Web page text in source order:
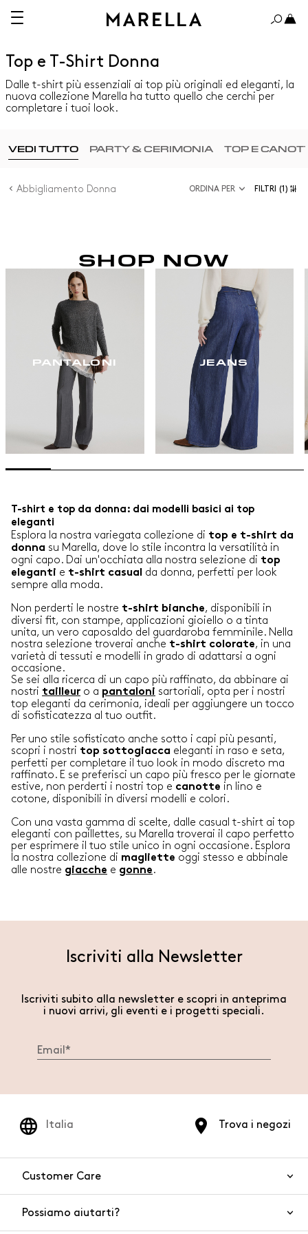
Top e T-Shirt Donna
Dalle t-shirt più essenziali ai top più originali ed eleganti, la
nuova collezione Marella ha tutto quello che cerchi per
completare i tuoi look.
VEDI TUTTO PARTY & CERIMONIA TOP E
Abbigliamento Donna ORDINA PER FILTRI (1)
SHOP NOW
PANTALONI JEANS
T-shirt e top da donna: dai modelli basici ai top
eleganti
Esplora la nostra variegata collezione di top e t-shirt da
donna su Marella, dove lo stile incontra la versatilità in
ogni capo. Dai un'occhiata alla nostra selezione di top
eleganti e t-shirt casual da donna, perfetti per look
sempre alla moda.
Non perderti le nostre t-shirt bianche, disponibili in
diversi fit, con stampe, applicazioni gioiello o a tinta
unita, un vero caposaldo del guardaroba femminile. Nella
nostra selezione troverai anche t-shirt colorate, in una
varietà di tessuti e modelli in grado di adattarsi a ogni
occasione.
Se sei alla ricerca di un capo più raffinato, da abbinare ai
nostri tailleur o a pantaloni sartoriali, opta per i nostri
top eleganti da cerimonia, ideali per aggiungere un tocco
di sofisticatezza al tuo outfit.
Per uno stile sofisticato anche sotto i capi più pesanti,
scopri i nostri top sottogiacca eleganti in raso e seta,
perfetti per completare il tuo look in modo discreto ma
raffinato. E se preferisci un capo più fresco per le giornate
estive, non perderti i nostri top e canotte in lino e
cotone, disponibili in diversi modelli e colori.
Con una vasta gamma di scelte, dalle casual t-shirt ai top
eleganti con paillettes, su Marella troverai il capo perfetto
per esprimere il tuo stile unico in ogni occasione. Esplora
la nostra collezione di magliette oggi stesso e abbinale
alle nostre giacche e gonne .
Iscriviti alla Newsletter
Iscriviti subito alla newsletter e scopri in anteprima
i nuovi arrivi, gli eventi e i progetti speciali.
Trova i negozi
Italia
Customer Care
Possiamo aiutarti?